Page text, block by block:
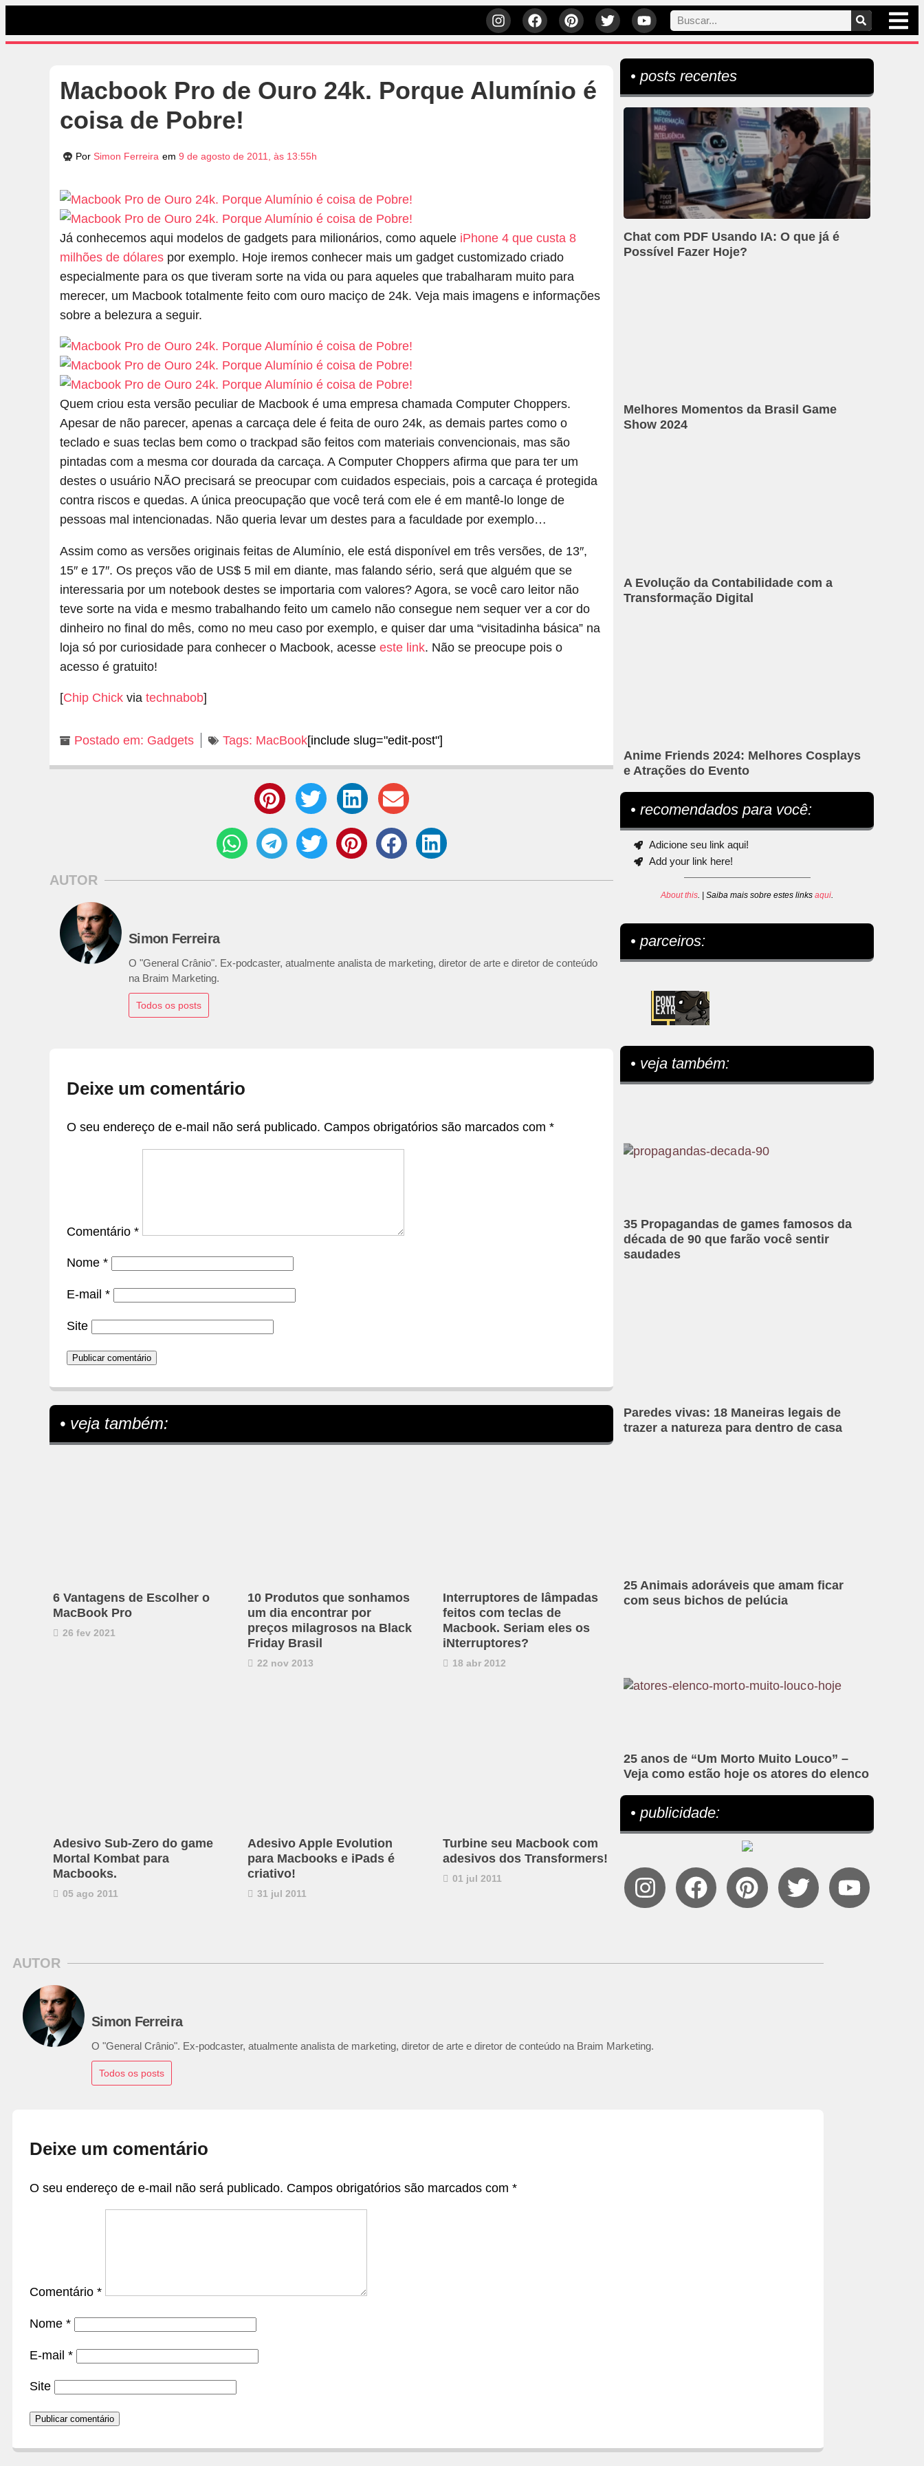
Macbook Pro de Ouro 24k. Porque Alumínio é
coisa de Pobre!
Por Simon Ferreira em 9 de agosto de 2011, às 13:55h
Já conhecemos aqui modelos de gadgets para milionários, como aquele iPhone 4 que custa 8
milhões de dólares por exemplo. Hoje iremos conhecer mais um gadget customizado criado
especialmente para os que tiveram sorte na vida ou para aqueles que trabalharam muito para
merecer, um Macbook totalmente feito com ouro maciço de 24k. Veja mais imagens e informações
sobre a belezura a seguir.
Quem criou esta versão peculiar de Macbook é uma empresa chamada Computer Choppers.
Apesar de não parecer, apenas a carcaça dele é feita de ouro 24k, as demais partes como o
teclado e suas teclas bem como o trackpad são feitos com materiais convencionais, mas são
pintadas com a mesma cor dourada da carcaça. A Computer Choppers afirma que para ter um
destes o usuário NÃO precisará se preocupar com cuidados especiais, pois a carcaça é protegida
contra riscos e quedas. A única preocupação que você terá com ele é em mantê-lo longe de
pessoas mal intencionadas. Não queria levar um destes para a faculdade por exemplo…
Assim como as versões originais feitas de Alumínio, ele está disponível em três versões, de 13″,
15″ e 17″. Os preços vão de US$ 5 mil em diante, mas falando sério, será que alguém que se
interessaria por um notebook destes se importaria com valores? Agora, se você caro leitor não
teve sorte na vida e mesmo trabalhando feito um camelo não consegue nem sequer ver a cor do
dinheiro no final do mês, como no meu caso por exemplo, e quiser dar uma “visitadinha básica” na
loja só por curiosidade para conhecer o Macbook, acesse este link. Não se preocupe pois o
acesso é gratuito!
[Chip Chick via technabob]
Postado em: Gadgets Tags: MacBook[include slug="edit-post"]
AUTOR
Simon Ferreira
O "General Crânio". Ex-podcaster, atualmente analista de marketing, diretor de arte e diretor de conteúdo
na Braim Marketing.
Todos os posts
Deixe um comentário
O seu endereço de e-mail não será publicado. Campos obrigatórios são marcados com *
Comentário *
Nome *
E-mail *
Site
• veja também:
6 Vantagens de Escolher o
MacBook Pro
26 fev 2021
10 Produtos que sonhamos
um dia encontrar por
preços milagrosos na Black
Friday Brasil
22 nov 2013
Interruptores de lâmpadas
feitos com teclas de
Macbook. Seriam eles os
iNterruptores?
18 abr 2012
Adesivo Sub-Zero do game
Mortal Kombat para
Macbooks.
05 ago 2011
Adesivo Apple Evolution
para Macbooks e iPads é
criativo!
31 jul 2011
Turbine seu Macbook com
adesivos dos Transformers!
01 jul 2011
• posts recentes
Chat com PDF Usando IA: O que já é
Possível Fazer Hoje?
Melhores Momentos da Brasil Game
Show 2024
A Evolução da Contabilidade com a
Transformação Digital
Anime Friends 2024: Melhores Cosplays
e Atrações do Evento
• recomendados para você:
Adicione seu link aqui!
Add your link here!
About this. | Saiba mais sobre estes linksaqui.
• parceiros:
• veja também:
35 Propagandas de games famosos da
década de 90 que farão você sentir
saudades
Paredes vivas: 18 Maneiras legais de
trazer a natureza para dentro de casa
25 Animais adoráveis que amam ficar
com seus bichos de pelúcia
25 anos de “Um Morto Muito Louco” –
Veja como estão hoje os atores do elenco
• publicidade:
AUTOR
Simon Ferreira
O "General Crânio". Ex-podcaster, atualmente analista de marketing, diretor de arte e diretor de conteúdo na Braim Marketing.
Todos os posts
Deixe um comentário
O seu endereço de e-mail não será publicado. Campos obrigatórios são marcados com *
Comentário *
Nome *
E-mail *
Site